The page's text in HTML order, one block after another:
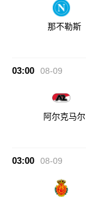
那不勒斯
03:00 08-09
阿尔克马尔
03:00 08-09